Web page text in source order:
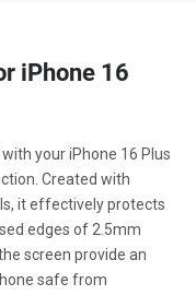
iPhone 16
your iPhone 16 Plus
Created with
it effectively protects
edges of 2.5mm
screen provide an
safe from